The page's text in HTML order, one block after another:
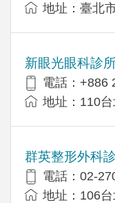
地址：臺北
新眼光眼科診
電話：+886
地址：110
群英整形外科
電話：02-
地址：106